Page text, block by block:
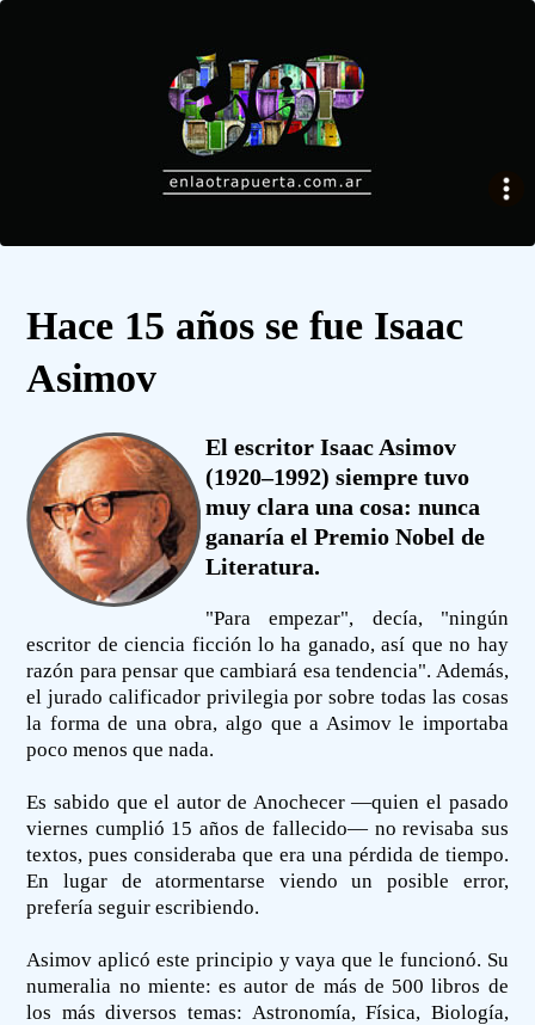
Hace 15 años se fue Isaac
Asimov
El escritor Isaac Asimov
(1920–1992) siempre tuvo
muy clara una cosa: nunca
ganaría el Premio Nobel de
Literatura.
"Para empezar", decía, "ningún
escritor de ciencia ficción lo ha ganado, así que no hay
razón para pensar que cambiará esa tendencia". Además,
el jurado calificador privilegia por sobre todas las cosas
la forma de una obra, algo que a Asimov le importaba
poco menos que nada.
Es sabido que el autor de Anochecer —quien el pasado
viernes cumplió 15 años de fallecido— no revisaba sus
textos, pues consideraba que era una pérdida de tiempo.
En lugar de atormentarse viendo un posible error,
prefería seguir escribiendo.
Asimov aplicó este principio y vaya que le funcionó. Su
numeralia no miente: es autor de más de 500 libros de
los más diversos temas: Astronomía, Física, Biología,